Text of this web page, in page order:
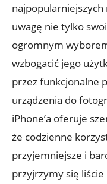
uwagę⁢ nie tylko⁢
ogromnym
wzbogacić jego
⁣przez funkcjonalne
urządzenia do
⁢iPhone’a oferuje
że⁢ codzienne
przyjemniejsze i
przyjrzymy się